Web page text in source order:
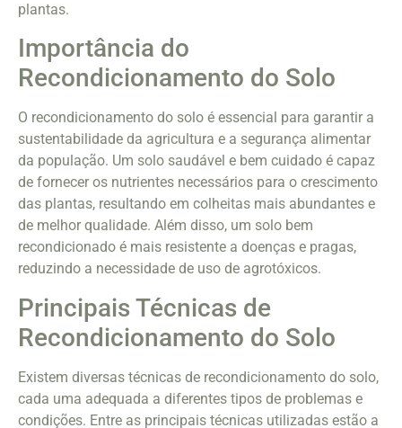
plantas.
Importância do
Recondicionamento do Solo
O recondicionamento do solo é essencial para garantir a
sustentabilidade da agricultura e a segurança alimentar
da população. Um solo saudável e bem cuidado é capaz
de fornecer os nutrientes necessários para o crescimento
das plantas, resultando em colheitas mais abundantes e
de melhor qualidade. Além disso, um solo bem
recondicionado é mais resistente a doenças e pragas,
reduzindo a necessidade de uso de agrotóxicos.
Principais Técnicas de
Recondicionamento do Solo
Existem diversas técnicas de recondicionamento do solo,
cada uma adequada a diferentes tipos de problemas e
condições. Entre as principais técnicas utilizadas estão a